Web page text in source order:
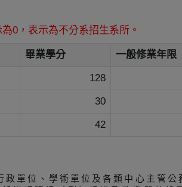
0，表示為不分系招生系所。
畢業學分 一般修業年限
128
30
42
單位、學術單位及各類中心主管